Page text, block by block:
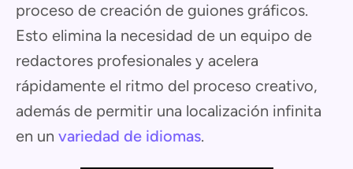
proceso de creación de guiones gráficos.
Esto elimina la necesidad de un equipo de
redactores profesionales y acelera
rápidamente el ritmo del proceso creativo,
además de permitir una localización infinita
en un variedad de idiomas.